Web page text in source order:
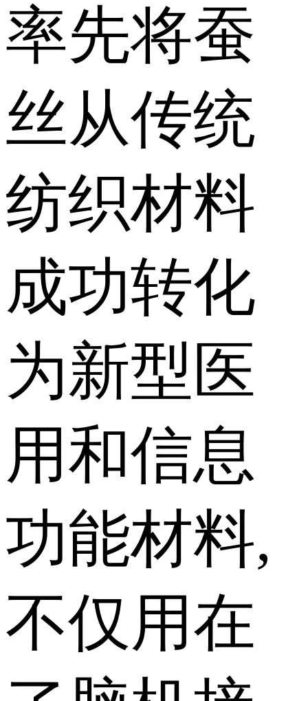
率先将蚕
丝从传统
纺织材料
成功转化
为新型医
用和信息
功能材料,
不仅用在